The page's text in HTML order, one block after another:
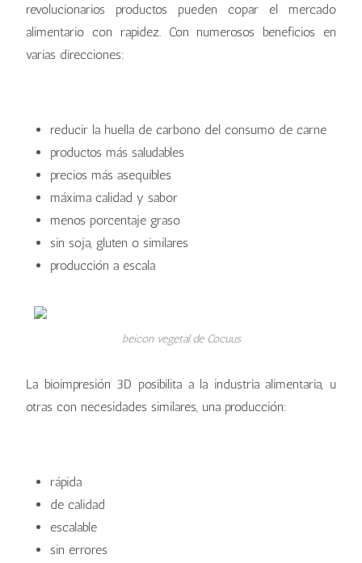
revolucionarios productos pueden copar el mercado
alimentario con rapidez. Con numerosos beneficios en
varias direcciones:
reducir la huella de carbono del consumo de carne
productos más saludables
precios más asequibles
máxima calidad y sabor
menos porcentaje graso
sin soja, gluten o similares
producción a escala
beicon vegetal de Cocuus
La bioimpresión 3D posibilita a la industria alimentaria, u
otras con necesidades similares, una producción:
rápida
de calidad
escalable
sin errores